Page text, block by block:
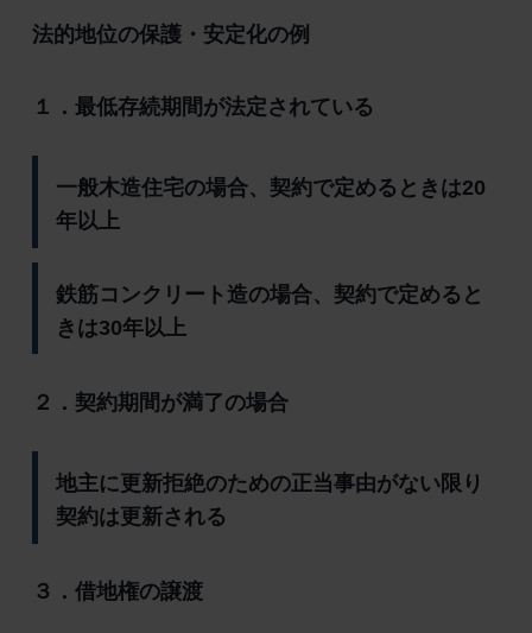
法的地位の保護・安定化の例
１．最低存続期間が法定されている
一般木造住宅の場合、契約で定めるときは20
年以上
鉄筋コンクリート造の場合、契約で定めると
きは30年以上
２．契約期間が満了の場合
地主に更新拒絶のための正当事由がない限り
契約は更新される
３．借地権の譲渡